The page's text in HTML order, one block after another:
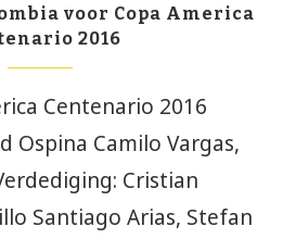
voor Copa America
2016
Centenario 2016
Ospina Camilo Vargas,
Cristian
Santiago Arias, Stefan